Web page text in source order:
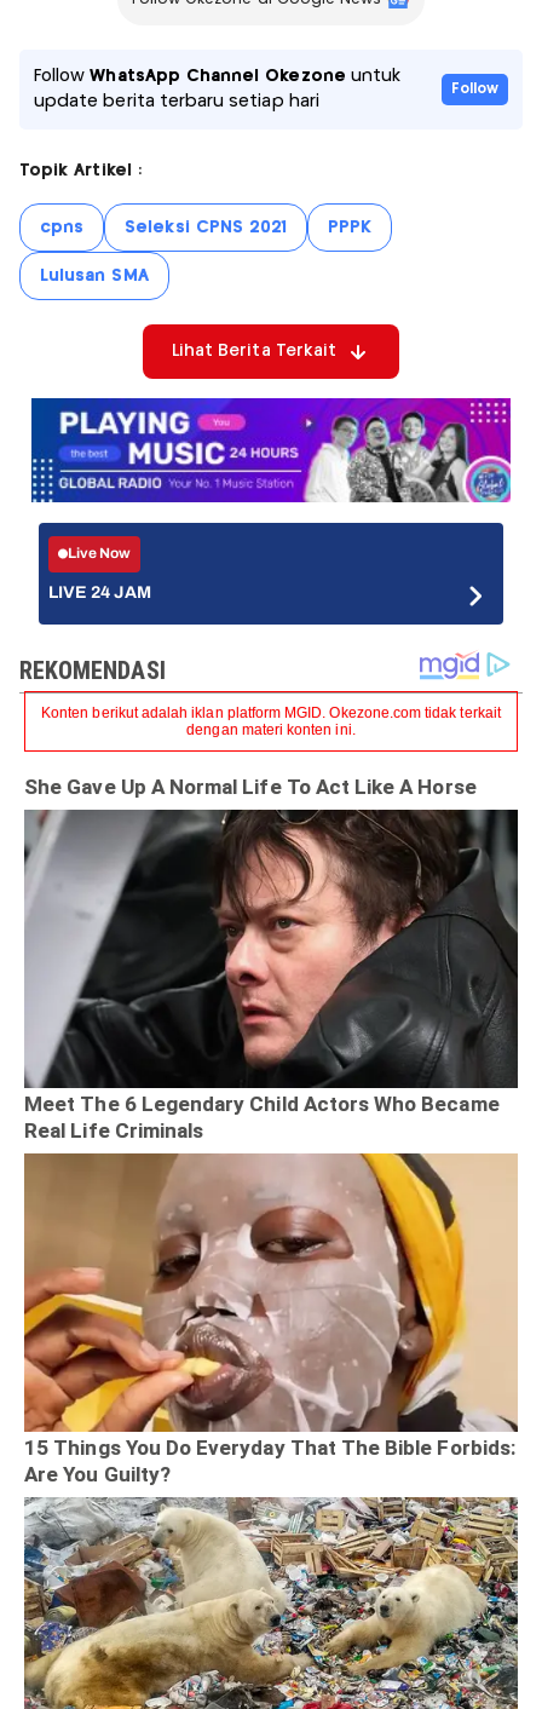
FollowWhatsApp Channel Okezone untuk
update berita terbaru setiap hari
Follow
Topik Artikel :
cpns Seleksi CPNS 2021 PPPK
Lulusan SMA
Lihat Berita Terkait
Live Now
LIVE 24 JAM